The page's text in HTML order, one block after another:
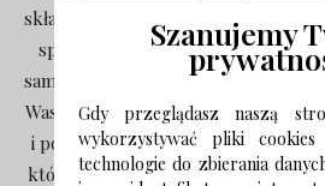
składowane po ścięciu
sposób pozbędziecie się z niego
samym jego wartość opałową. Mamy
Was przekonać do kominka i że już
i pomysły na jego projekt. Bez
który zwraca na siebie uwagę, a
Szanujemy
Gdy przeglądasz naszą
wykorzystywać pliki
technologie do zbierania